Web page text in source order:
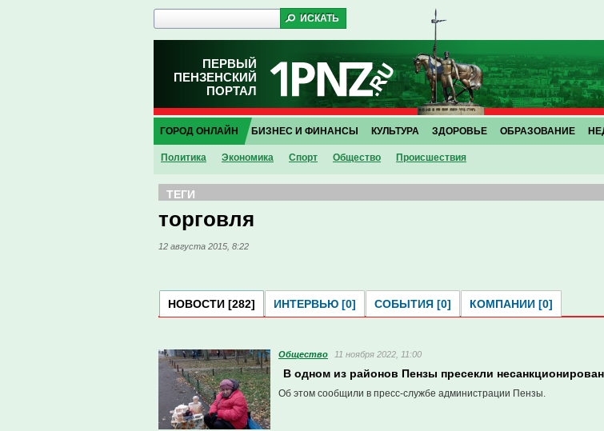
ПЕРВЫЙ
ПЕНЗЕНСКИЙ
ПОРТАЛ
ГОРОД ОНЛАЙН
Политика Экономика Спорт Общество Проиcшествия
БИЗНЕС И ФИНАНСЫ КУЛЬТУРА ЗДОРОВЬЕ ОБРАЗОВАНИЕ
ТЕГИ
торговля
12 августа 2015, 8:22
НОВОСТИ [282] ИНТЕРВЬЮ [0] СОБЫТИЯ [0] КОМПАНИИ [0]
Общество 11 ноября 2022, 11:00
В одном из районов Пензы пресекли
Об этом сообщили в пресс-службе администрации Пензы.